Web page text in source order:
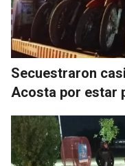
Secuestraron
Acosta por estar